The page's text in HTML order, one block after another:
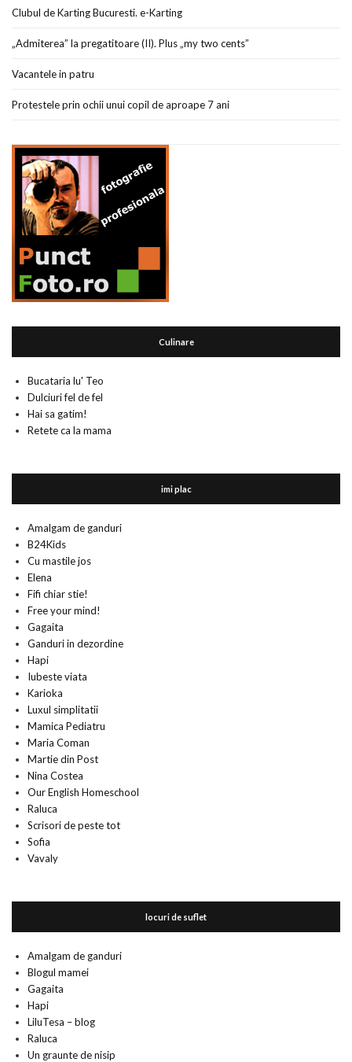
Clubul de Karting Bucuresti. e-Karting
„Admiterea” la pregatitoare (II). Plus „my two cents”
Vacantele in patru
Protestele prin ochii unui copil de aproape 7 ani
Culinare
Bucataria lu' Teo
Dulciuri fel de fel
Hai sa gatim!
Retete ca la mama
imi plac
Amalgam de ganduri
B24Kids
Cu mastile jos
Elena
Fifi chiar stie!
Free your mind!
Gagaita
Ganduri in dezordine
Hapi
Iubeste viata
Karioka
Luxul simplitatii
Mamica Pediatru
Maria Coman
Martie din Post
Nina Costea
Our English Homeschool
Raluca
Scrisori de peste tot
Sofia
Vavaly
locuri de suflet
Amalgam de ganduri
Blogul mamei
Gagaita
Hapi
LiluTesa – blog
Raluca
Un graunte de nisip